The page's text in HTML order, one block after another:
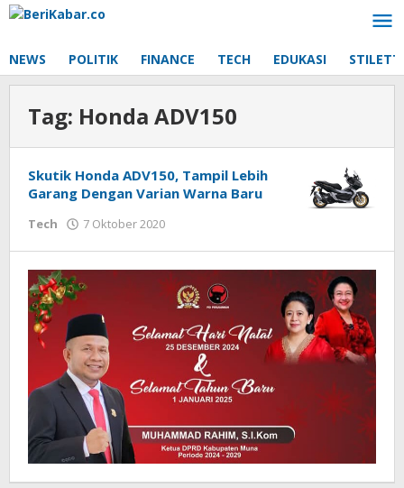
Lewati
NEWS POLITIK FINANCE TECH EDUKASI
Tag: Honda ADV150
Skutik Honda ADV150, Tampil Lebih
Garang Dengan Varian Warna Baru
Tech 7 Oktober 2020
Kabar